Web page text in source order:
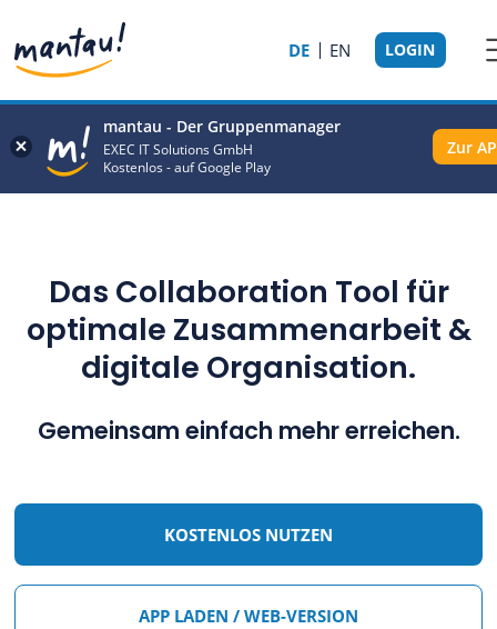
mantau - Der Gruppenmanager
EXEC IT Solutions GmbH
Kostenlos - auf Google Play
Zur
DE EN LOGIN
Das Collaboration Tool für
optimale Zusammenarbeit &
digitale Organisation.
Gemeinsam einfach mehr erreichen.
KOSTENLOS NUTZEN
APP LADEN / WEB-VERSION